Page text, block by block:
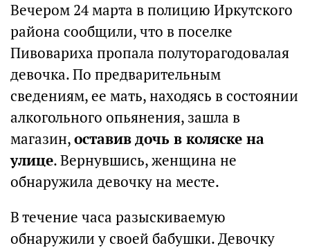
Вечером 24 марта в полицию Иркутского
района сообщили, что в поселке
Пивовариха пропала полуторагодовалая
девочка. По предварительным
сведениям, ее мать, находясь в состоянии
алкогольного опьянения, зашла в
магазин,оставив дочь в коляске на
улице. Вернувшись, женщина не
обнаружила девочку на месте.
В течение часа разыскиваемую
обнаружили у своей бабушки. Девочку